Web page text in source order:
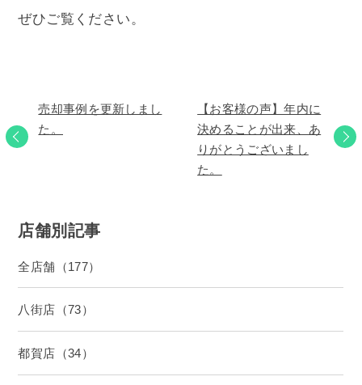
ぜひご覧ください。
売却事例を更新しまし
た。
【お客様の声】年内に
決めることが出来、あ
りがとうございまし
た。
店舗別記事
全店舗（177）
八街店（73）
都賀店（34）